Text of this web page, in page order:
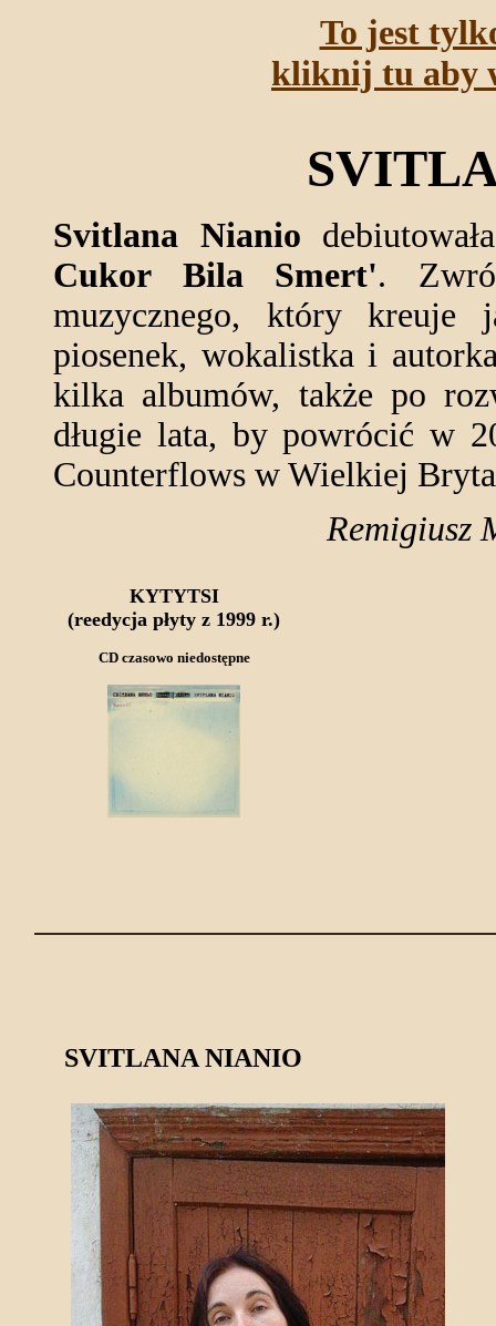
To jest
kliknij tu aby
Svitlana Nianio
Cukor Bila Smert'.
muzycznego, który kreuje
piosenek, wokalistka i
kilka albumów, także po
długie lata, by powrócić w
Counterflows w Wielkiej
Remigiusz
KYTYTSI
(reedycja płyty z 1999 r.)
CD czasowo niedostępne
SVITLANA NIANIO